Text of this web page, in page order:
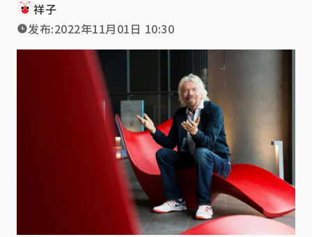
祥子
发布:2022年11月01日 10:30